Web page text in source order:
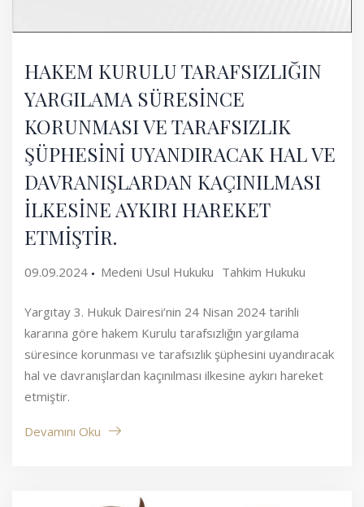
HAKEM KURULU TARAFSIZLIĞIN
YARGILAMA SÜRESİNCE
KORUNMASI VE TARAFSIZLIK
ŞÜPHESİNİ UYANDIRACAK HAL VE
DAVRANIŞLARDAN KAÇINILMASI
İLKESİNE AYKIRI HAREKET
ETMİŞTİR.
09.09.2024 Medeni Usul Hukuku Tahkim Hukuku
Yargıtay 3. Hukuk Dairesi’nin 24 Nisan 2024 tarihli
kararına göre hakem Kurulu tarafsızlığın yargılama
süresince korunması ve tarafsızlık şüphesini uyandıracak
hal ve davranışlardan kaçınılması ilkesine aykırı hareket
etmiştir.
Devamını Oku